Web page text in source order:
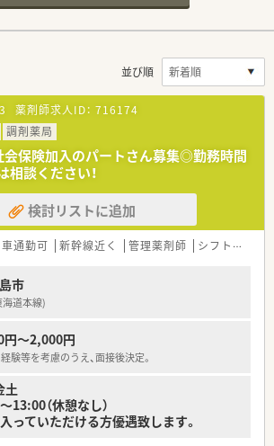
並び順
薬剤師求人ID： 716174
調剤薬局
会保険加入のパートさん募集◎勤務時間
相談ください！
検討リストに追加
車通勤可 新幹線近く 管理薬剤師 シフト制
市
道本線)
円～2,000円
験等を考慮のうえ、面接後決定。
土
13:00（休憩なし）
っていただける方優遇致します。